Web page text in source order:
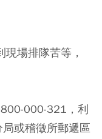
場排隊苦等，
000-321，利
或稽徵所郵遞區